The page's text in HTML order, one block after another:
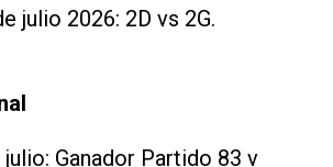
julio 2026: 2D vs 2G.
julio: Ganador Partido 83 v